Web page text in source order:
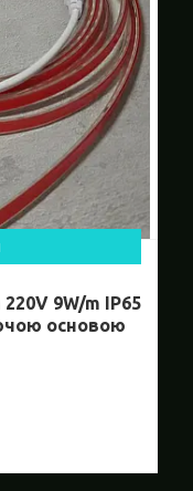
9W/m IP65
основою